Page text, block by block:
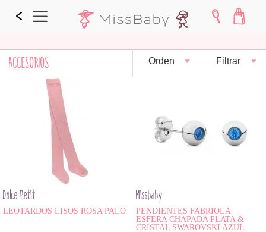
ACCESORIOS Orden Filtrar
Dolce Petit
LEOTARDOS LISOS ROSA PALO
Missbaby
PENDIENTES FABRIOLA
ESFERA CHAPADA PLATA &
CRISTAL SWAROVSKI AZUL